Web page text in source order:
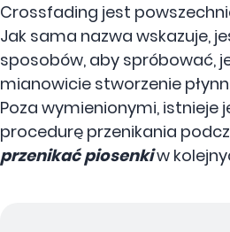
Crossfading jest
Jak sama nazwa wskazuje,
sposobów, aby spróbować,
mianowicie stworzenie
Poza wymienionymi,
procedurę przenikania
przenikać piosenkiw